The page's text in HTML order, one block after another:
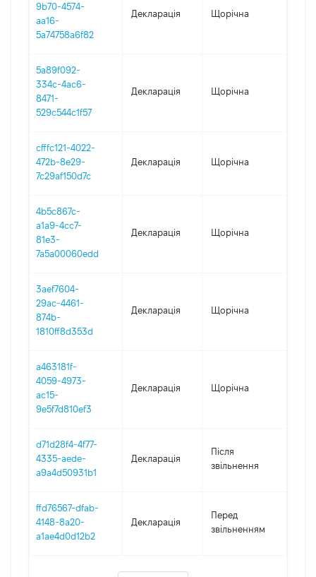
9b70-4574-
aa16-
5a74758a6f82
Декларація Щорічна
5a89f092-
334c-4ac6-
8471-
529c544c1f57
Декларація Щорічна
cfffc121-4022-
472b-8e29-
7c29af150d7c
Декларація Щорічна
4b5c867c-
a1a9-4cc7-
81e3-
7a5a00060edd
Декларація Щорічна
3aef7604-
29ac-4461-
874b-
1810ff8d353d
Декларація Щорічна
a463181f-
4059-4973-
ac15-
9e5f7d810ef3
Декларація Щорічна
d71d28f4-4f77-
4335-aede-
a9a4d50931b1
Декларація
Після
звільнення
ffd76567-dfab-
4148-8a20-
a1ae4d0d12b2
Декларація
Перед
звільненням